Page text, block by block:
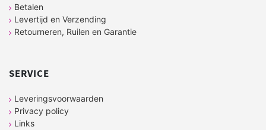
Betalen
Levertijd en Verzending
Retourneren, Ruilen en Garantie
SERVICE
Leveringsvoorwaarden
Privacy policy
Links